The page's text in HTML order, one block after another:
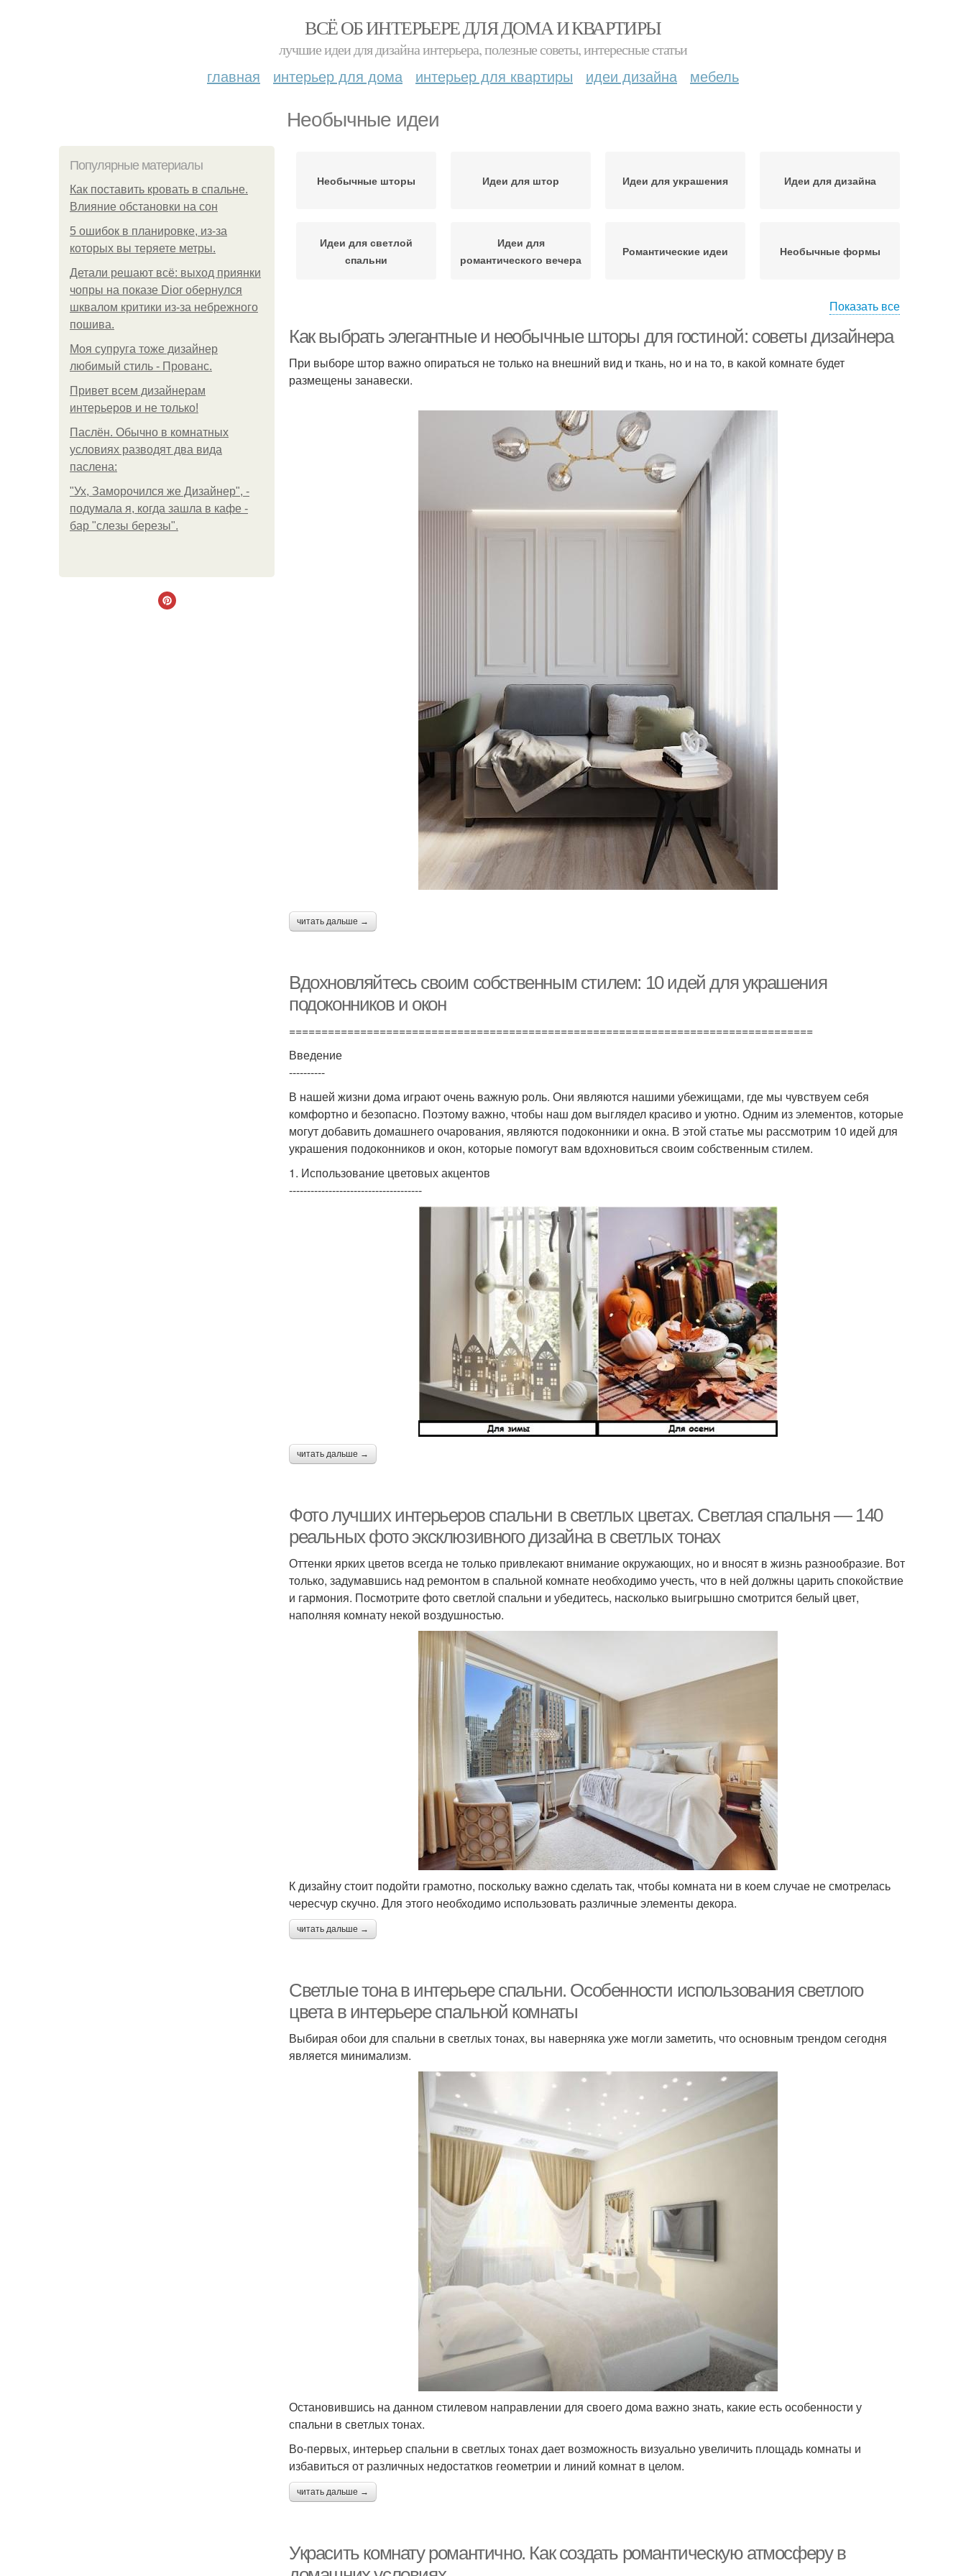
ВСЁ ОБ ИНТЕРЬЕРЕ ДЛЯ ДОМА И КВАРТИРЫ
лучшие идеи для дизайна интерьера, полезные советы, интересные статьи
главная интерьер для дома интерьер для квартиры идеи дизайна мебель
Необычные идеи
Популярные материалы
Как поставить кровать в спальне.
Влияние обстановки на сон
5 ошибок в планировке, из-за
которых вы теряете метры.
Детали решают всё: выход приянки
чопры на показе Dior обернулся
шквалом критики из-за небрежного
пошива.
Моя супруга тоже дизайнер
любимый стиль - Прованс.
Привет всем дизайнерам
интерьеров и не только!
Паслён. Обычно в комнатных
условиях разводят два вида
паслена:
"Ух, Заморочился же Дизайнер", -
подумала я, когда зашла в кафе -
бар "слезы березы".
Необычные шторы Идеи для штор Идеи для украшения Идеи для дизайна
Идеи для светлой
спальни
Идеи для
романтического вечера
Романтические идеи Необычные формы
Показать все
Как выбрать элегантные и необычные шторы для гостиной: советы дизайнера
При выборе штор важно опираться не только на внешний вид и ткань, но и на то, в какой комнате будет
размещены занавески.
читать дальше →
Вдохновляйтесь своим собственным стилем: 10 идей для украшения
подоконников и окон
=================================================================================
Введение
----------
В нашей жизни дома играют очень важную роль. Они являются нашими убежищами, где мы чувствуем себя
комфортно и безопасно. Поэтому важно, чтобы наш дом выглядел красиво и уютно. Одним из элементов, которые
могут добавить домашнего очарования, являются подоконники и окна. В этой статье мы рассмотрим 10 идей для
украшения подоконников и окон, которые помогут вам вдохновиться своим собственным стилем.
1. Использование цветовых акцентов
-------------------------------------
читать дальше →
Фото лучших интерьеров спальни в светлых цветах. Светлая спальня — 140
реальных фото эксклюзивного дизайна в светлых тонах
Оттенки ярких цветов всегда не только привлекают внимание окружающих, но и вносят в жизнь разнообразие. Вот
только, задумавшись над ремонтом в спальной комнате необходимо учесть, что в ней должны царить спокойствие
и гармония. Посмотрите фото светлой спальни и убедитесь, насколько выигрышно смотрится белый цвет,
наполняя комнату некой воздушностью.
К дизайну стоит подойти грамотно, поскольку важно сделать так, чтобы комната ни в коем случае не смотрелась
чересчур скучно. Для этого необходимо использовать различные элементы декора.
читать дальше →
Светлые тона в интерьере спальни. Особенности использования светлого
цвета в интерьере спальной комнаты
Выбирая обои для спальни в светлых тонах, вы наверняка уже могли заметить, что основным трендом сегодня
является минимализм.
Остановившись на данном стилевом направлении для своего дома важно знать, какие есть особенности у
спальни в светлых тонах.
Во-первых, интерьер спальни в светлых тонах дает возможность визуально увеличить площадь комнаты и
избавиться от различных недостатков геометрии и линий комнат в целом.
читать дальше →
Украсить комнату романтично. Как создать романтическую атмосферу в